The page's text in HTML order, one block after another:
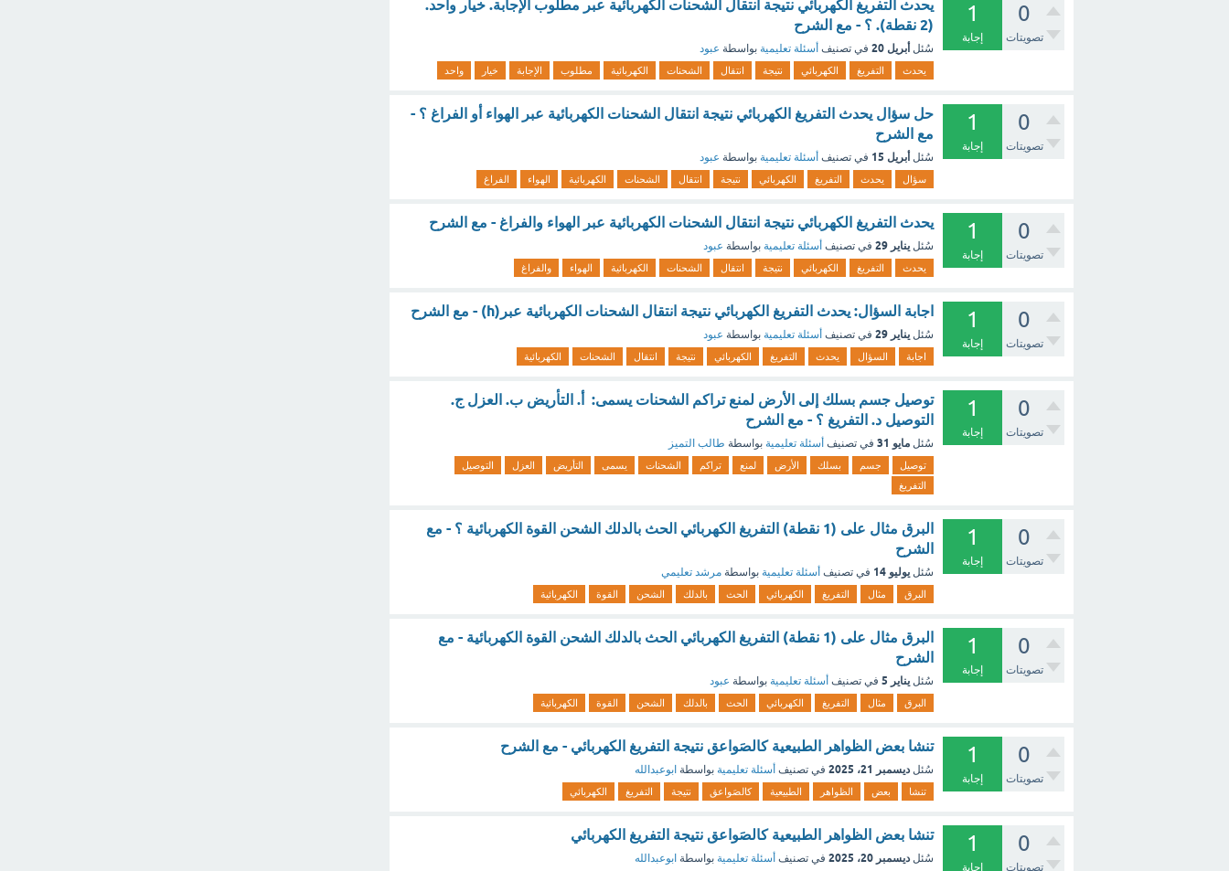
0
تصويتات
1
إجابة
يحدث التفريغ الكهربائي نتيجة انتقال الشحنات الكهربائية عبر مطلوب الإجابة. خيار واحد.
(2 نقطة). ؟ - مع الشرح
سُئل أبريل 20 في تصنيف أسئلة تعليمية بواسطة عبود
يحدث التفريغ الكهربائي نتيجة انتقال الشحنات الكهربائية مطلوب الإجابة خيار واحد
0
تصويتات
1
إجابة
حل سؤال يحدث التفريغ الكهربائي نتيجة انتقال الشحنات الكهربائية عبر الهواء أو الفراغ ؟ -
مع الشرح
سُئل أبريل 15 في تصنيف أسئلة تعليمية بواسطة عبود
سؤال يحدث التفريغ الكهربائي نتيجة انتقال الشحنات الكهربائية الهواء الفراغ
0
تصويتات
1
إجابة
يحدث التفريغ الكهربائي نتيجة انتقال الشحنات الكهربائية عبر الهواء والفراغ - مع الشرح
سُئل يناير 29 في تصنيف أسئلة تعليمية بواسطة عبود
يحدث التفريغ الكهربائي نتيجة انتقال الشحنات الكهربائية الهواء والفراغ
0
تصويتات
1
إجابة
اجابة السؤال: يحدث التفريغ الكهربائي نتيجة انتقال الشحنات الكهربائية عبر(h) - مع الشرح
سُئل يناير 29 في تصنيف أسئلة تعليمية بواسطة عبود
اجابة السؤال يحدث التفريغ الكهربائي نتيجة انتقال الشحنات الكهربائية
0
تصويتات
1
إجابة
توصيل جسم بسلك إلى الأرض لمنع تراكم الشحنات يسمى: أ. التأريض ب. العزل ج.
التوصيل د. التفريغ ؟ - مع الشرح
سُئل مايو 31 في تصنيف أسئلة تعليمية بواسطة طالب التميز
توصيل جسم بسلك الأرض لمنع تراكم الشحنات يسمى التأريض العزل
التوصيل
التفريغ
0
تصويتات
1
إجابة
البرق مثال على (1 نقطة) التفريغ الكهربائي الحث بالدلك الشحن القوة الكهربائية ؟ - مع
الشرح
سُئل يوليو 14 في تصنيف أسئلة تعليمية بواسطة مرشد تعليمي
البرق مثال التفريغ الكهربائي الحث بالدلك الشحن القوة الكهربائية
0
تصويتات
1
إجابة
البرق مثال على (1 نقطة) التفريغ الكهربائي الحث بالدلك الشحن القوة الكهربائية - مع
الشرح
سُئل يناير 5 في تصنيف أسئلة تعليمية بواسطة عبود
البرق مثال التفريغ الكهربائي الحث بالدلك الشحن القوة الكهربائية
0
تصويتات
1
إجابة
تنشا بعض الظواهر الطبيعية كالصَواعق نتيجة التفريغ الكهربائي - مع الشرح
سُئل ديسمبر 21، 2025 في تصنيف أسئلة تعليمية بواسطة ابوعبدالله
تنشا بعض الظواهر الطبيعية كالصَواعق نتيجة التفريغ الكهربائي
0
تصويتات
1
إجابة
تنشا بعض الظواهر الطبيعية كالصَواعق نتيجة التفريغ الكهربائي
سُئل ديسمبر 20، 2025 في تصنيف أسئلة تعليمية بواسطة ابوعبدالله